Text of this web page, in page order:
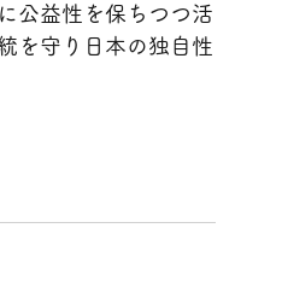
公益性を保ちつつ活
を守り日本の独自性